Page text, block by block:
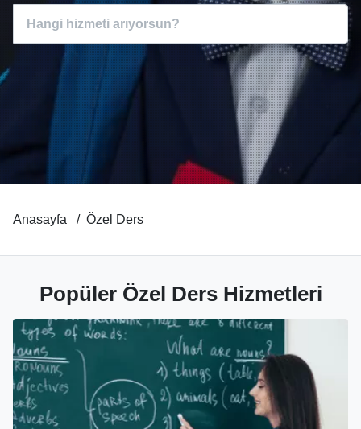
Anasayfa Özel Ders
Popüler Özel Ders Hizmetleri